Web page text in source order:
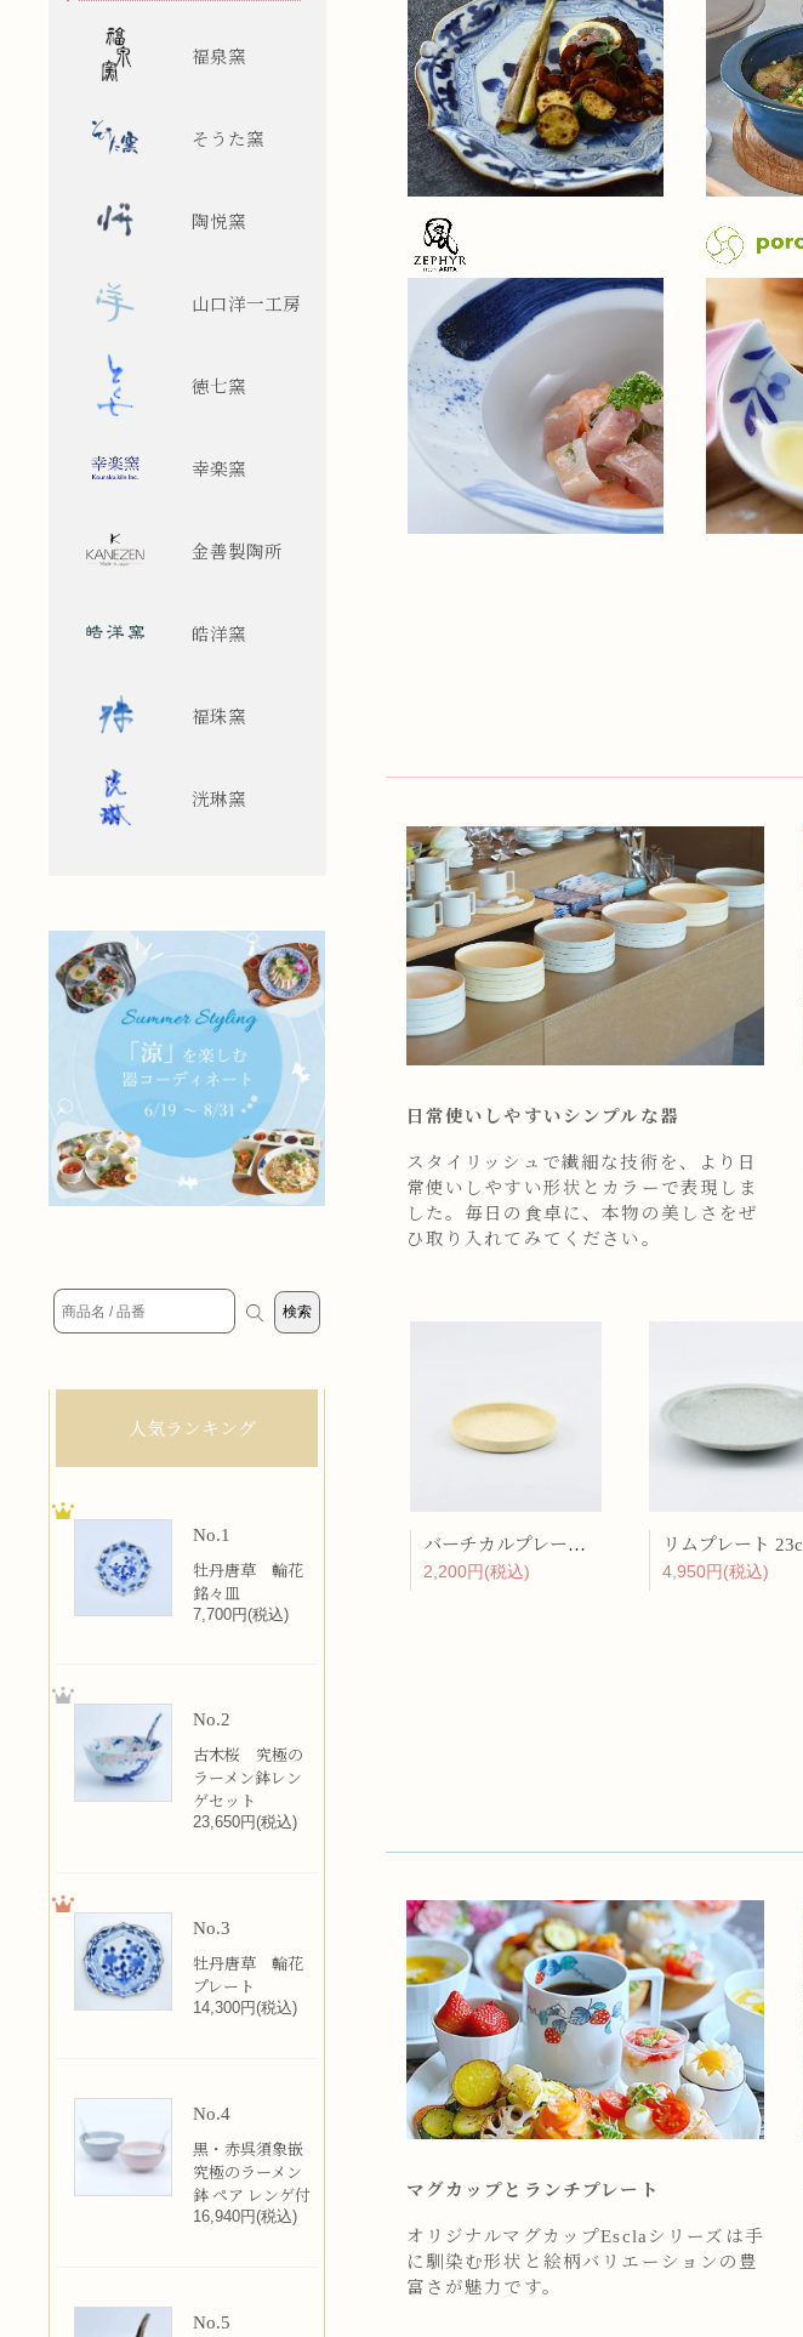
日常使いしやすいシンプルな器
スタイリッシュで繊細な技術を、より日
常使いしやすい形状とカラーで表現しま
した。毎日の食卓に、本物の美しさをぜ
ひ取り入れてみてください。
バーチカルプレート 15cm 化粧土
2,200円(税込)
4,950円(税込)
マグカップとランチプレート
オリジナルマグカップEsclaシリーズは手
に馴染む形状と絵柄バリエーションの豊
富さが魅力です。
福泉窯
そうた窯
陶悦窯
山口洋一工房
徳七窯
幸楽窯
金善製陶所
皓洋窯
福珠窯
洸琳窯
人気ランキング
No.1
牡丹唐草 輪花
銘々皿
7,700円(税込)
No.2
古木桜 究極の
ラーメン鉢レン
ゲセット
23,650円(税込)
No.3
牡丹唐草 輪花
プレート
14,300円(税込)
No.4
黒・赤呉須象嵌
究極のラーメン
鉢 ペア レンゲ付
16,940円(税込)
No.5